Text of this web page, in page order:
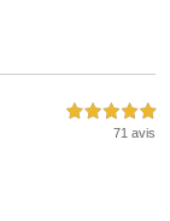
5,0 étoiles sur 5
71 avis